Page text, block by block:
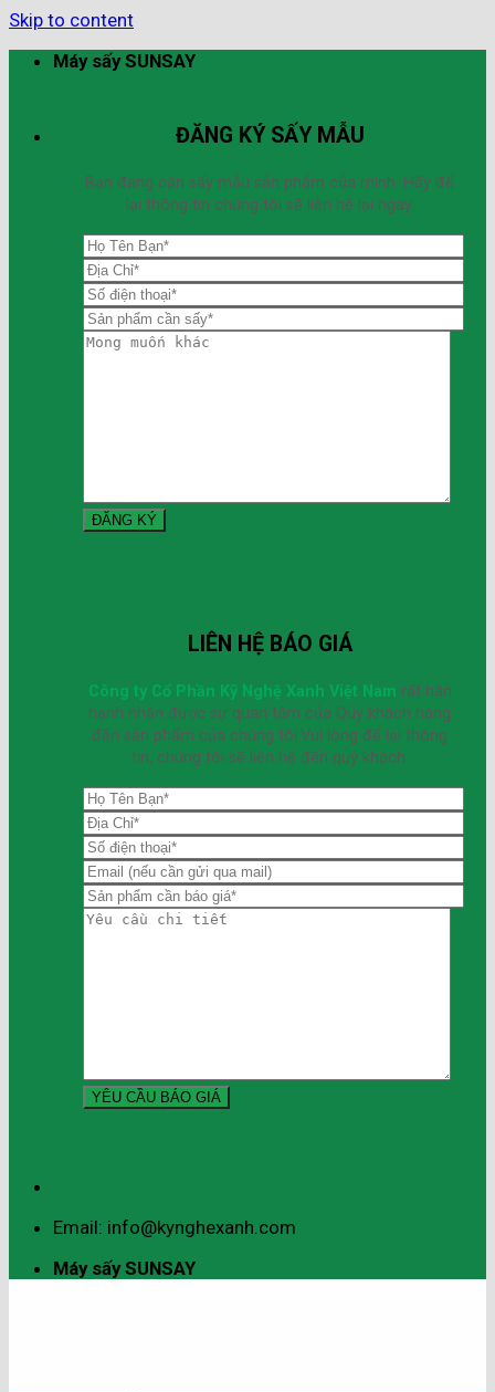
Skip to content
Máy sấy SUNSAY
ĐĂNG KÝ SẤY MẪU
Bạn đang cần sấy mẫu sản phẩm của mình. Hãy để
lại thông tin chúng tôi sẽ liên hệ lại ngay.
LIÊN HỆ BÁO GIÁ
Công ty Cổ Phần Kỹ Nghệ Xanh Việt Nam rất hân
hạnh nhận được sự quan tâm của Quý khách hàng
đến sản phẩm của chúng tôi.Vui lòng để lại thông
tin, chúng tôi sẽ liên hệ đến quý khách.
Email: info@kynghexanh.com
Máy sấy SUNSAY